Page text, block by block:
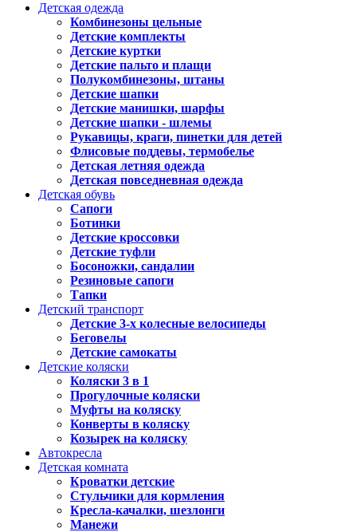
Детская одежда
Комбинезоны цельные
Детские комплекты
Детские куртки
Детские пальто и плащи
Полукомбинезоны, штаны
Детские шапки
Детские манишки, шарфы
Детские шапки - шлемы
Рукавицы, краги, пинетки для детей
Флисовые поддевы, термобелье
Детская летняя одежда
Детская повседневная одежда
Детская обувь
Сапоги
Ботинки
Детские кроссовки
Детские туфли
Босоножки, сандалии
Резиновые сапоги
Тапки
Детский транспорт
Детские 3-х колесные велосипеды
Беговелы
Детские самокаты
Детские коляски
Коляски 3 в 1
Прогулочные коляски
Муфты на коляску
Конверты в коляску
Козырек на коляску
Автокресла
Детская комната
Кроватки детские
Стульчики для кормления
Кресла-качалки, шезлонги
Манежи